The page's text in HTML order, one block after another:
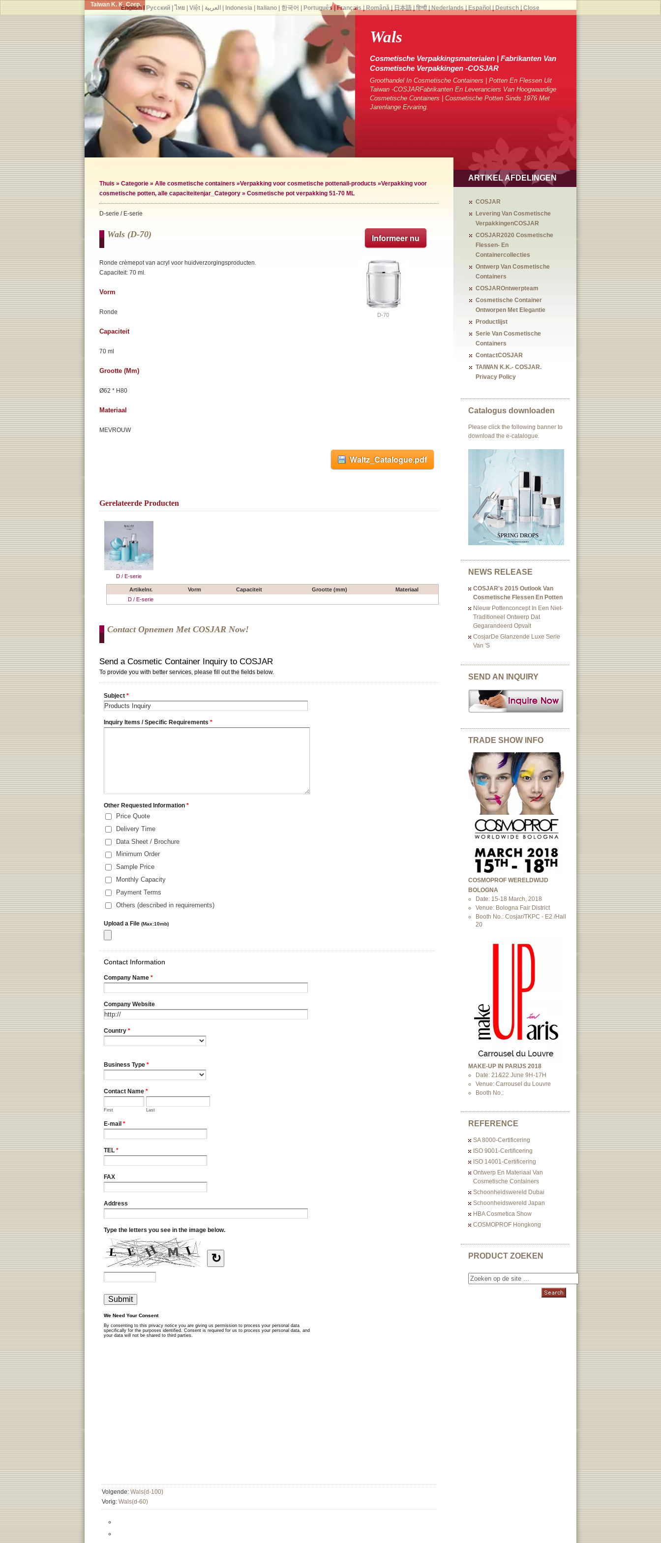
Taiwan K. K. Corp.
Wals
Cosmetische Verpakkingsmaterialen | Fabrikanten Van
Cosmetische Verpakkingen -COSJAR
Groothandel In Cosmetische Containers | Potten En Flessen Uit
Taiwan -COSJARFabrikanten En Leveranciers Van Hoogwaardige
Cosmetische Containers | Cosmetische Potten Sinds 1976 Met
Jarenlange Ervaring.
Thuis » Categorie » Alle cosmetische containers »Verpakking voor cosmetische pottenall-products »Verpakking voor
cosmetische potten, alle capaciteitenjar_Category » Cosmetische pot verpakking 51-70 ML
D-serie / E-serie
Informeer nu
Wals (d-70)
D-70
Ronde crèmepot van acryl voor huidverzorgingsproducten.
Capaciteit: 70 ml.
Vorm
Ronde
Capaciteit
70 ml
Grootte (mm)
Ø62 * H80
Materiaal
MEVROUW
Waltz_Catalogue.pdf
Gerelateerde Producten
D / E-serie
Artikelnr. Vorm Capaciteit Grootte (mm)
Materiaal
D / E-serie
Contact Opnemen Met COSJAR Now!
Volgende: Wals(d-100)
Vorig: Wals(d-60)
ARTIKEL AFDELINGEN
COSJAR
Levering Van Cosmetische
VerpakkingenCOSJAR
COSJAR2020 Cosmetische
Flessen- En
Containercollecties
Ontwerp Van Cosmetische
Containers
COSJAROntwerpteam
Cosmetische Container
Ontworpen Met Elegantie
Productlijst
Serie Van Cosmetische
Containers
ContactCOSJAR
TAIWAN K.K.- COSJAR.
Privacy Policy
Catalogus downloaden
Please click the following banner to
download the e-catalogue.
NEWS RELEASE
COSJAR's 2015 Outlook Van
Cosmetische Flessen En Potten
Nieuw Pottenconcept In Een Niet-
Traditioneel Ontwerp Dat
Gegarandeerd Opvalt
CosjarDe Glanzende Luxe Serie
Van 's
SEND AN INQUIRY
TRADE SHOW INFO
COSMOPROF WERELDWIJD
BOLOGNA
Date: 15-18 March, 2018
Venue: Bologna Fair District
Booth No.: Cosjar/TKPC - E2 /Hall
20
MAKE-UP IN PARIJS 2018
Date: 21&22 June 9H-17H
Venue: Carrousel du Louvre
Booth No.:
REFERENCE
SA 8000-Certificering
ISO 9001-Certificering
ISO 14001-Certificering
Ontwerp En Materiaal Van
Cosmetische Containers
Schoonheidswereld Dubai
Schoonheidswereld Japan
HBA Cosmetica Show
COSMOPROF Hongkong
PRODUCT ZOEKEN
English| Русский| ไทย| Việt| العربية Indonesia| Italiano| 한국어 Português Français Română| 日本語| हिन्दी| Nederlands Español Deutsch| Close